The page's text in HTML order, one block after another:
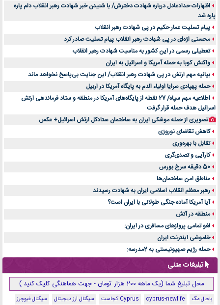
اظهارات حدادعادل درباره شهادت دخترش/ با شنیدن خبر شهادت رهبر انقلاب دلم پاره
پاره شد
پیام تسلیت عمار حکیم در پی شهادت رهبر انقلاب
محسنی اژه‌ای در پی شهادت رهبر انقلاب پیام تسلیت صادر کرد
تعطیلی رسمی در این کشور به مناسبت شهادت رهبر انقلاب
واکنش کوبا به حمله آمریکا و اسرائیل به ایران
بیانیه مهم ارتش در پی شهادت رهبر انقلاب/ این جنایت بی‌پاسخ نخواهد ماند
حمله پهپادی سرایا اولیاء الدم به پایگاه آمریکا در اربیل
اطلاعیه مهم سپاه/ 27 نقطه از پایگاه‌های آمریکا در منطقه و ستاد فرماندهی ارتش
اسرائیل هدف حمله قرار گرفت
تصویری از حمله موشکی ایران به ساختمان ستادکل ارتش اسرائیل+ عکس
کاهش تقاضای نوروزی
تقابل با بهره‌وری
کارآیی و تصدی‌گری
50 دقیقه سرخ بورس
مناطق امن ساختمان‌ها
رهبر معظم انقلاب اسلامی ایران به شهادت رسیدند
آیا آمریکا آماده جنگی طولانی با ایران است؟
منطقه در آتش
لغو تمامی پروازهای مسافری در ایران:
خاموشی اینترنت ایران
حمله رژیم صهیونیستی به 2مدرسه:
تبلیغات متنی
محل تبلیغ شما (یک ماهه 200 هزار تومان - جهت هماهنگی کلیک کنید )
باحال مگ cyprus-newlife Cyprus کجاست سیگنال ارز دیجیتال سیگنال فیوچرز